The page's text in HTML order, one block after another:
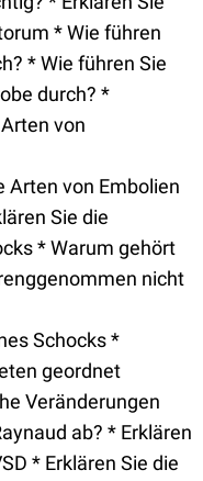
* Wie führen
* Wie führen Sie
durch? *
von
Arten von Embolien
Sie die
* Warum gehört
nicht
Schocks *
geordnet
Veränderungen
ab? * Erklären
* Erklären Sie die